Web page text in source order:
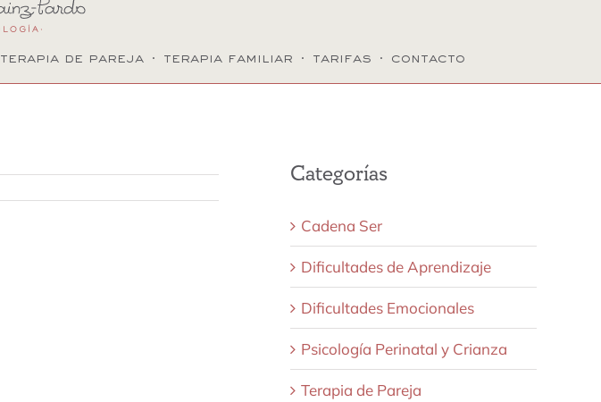
terapia de pareja · terapia familiar · tarifas · contacto
Categorías
Cadena Ser
Dificultades de Aprendizaje
Dificultades Emocionales
Psicología Perinatal y Crianza
Terapia de Pareja